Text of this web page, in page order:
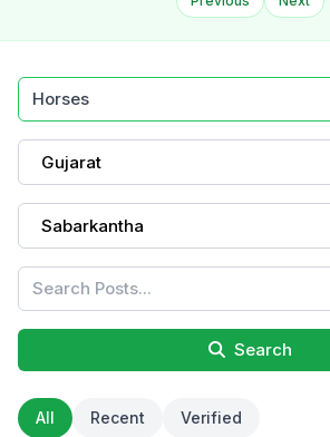
Horses
Gujarat
Sabarkantha
Search
All Recent Verified